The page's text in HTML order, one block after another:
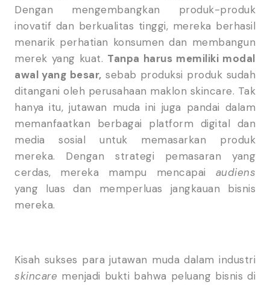
Dengan mengembangkan produk-produk
inovatif dan berkualitas tinggi, mereka berhasil
menarik perhatian konsumen dan membangun
merek yang kuat. Tanpa harus memiliki modal
awal yang besar, sebab produksi produk sudah
ditangani oleh perusahaan maklon skincare. Tak
hanya itu, jutawan muda ini juga pandai dalam
memanfaatkan berbagai platform digital dan
media sosial untuk memasarkan produk
mereka. Dengan strategi pemasaran yang
cerdas, mereka mampu mencapai audiens
yang luas dan memperluas jangkauan bisnis
mereka.
Kisah sukses para jutawan muda dalam industri
skincare menjadi bukti bahwa peluang bisnis di